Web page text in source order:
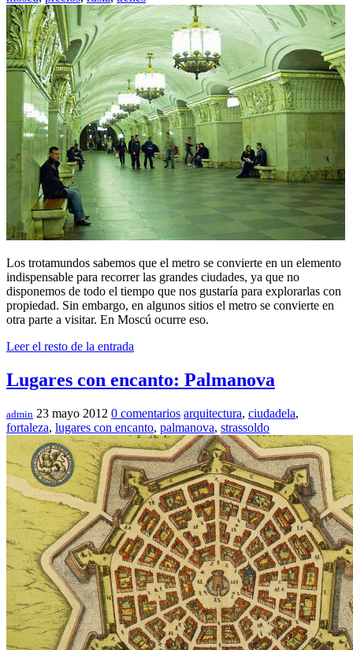
Los trotamundos sabemos que el metro se convierte en un elemento
indispensable para recorrer las grandes ciudades, ya que no
disponemos de todo el tiempo que nos gustaría para explorarlas con
propiedad. Sin embargo, en algunos sitios el metro se convierte en
otra parte a visitar. En Moscú ocurre eso.
Leer el resto de la entrada
Lugares con encanto: Palmanova
admin 23 mayo 2012 0 comentarios arquitectura, ciudadela,
fortaleza, lugares con encanto, palmanova, strassoldo